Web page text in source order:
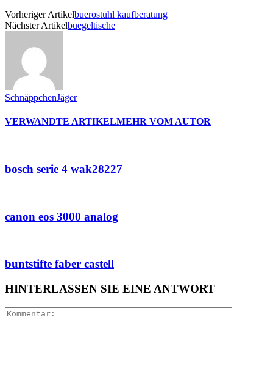
Vorheriger Artikelbuerostuhl kaufberatung
Nächster Artikelbuegeltische
SchnäppchenJäger
VERWANDTE ARTIKELMEHR VOM AUTOR
bosch serie 4 wak28227
canon eos 3000 analog
buntstifte faber castell
HINTERLASSEN SIE EINE ANTWORT